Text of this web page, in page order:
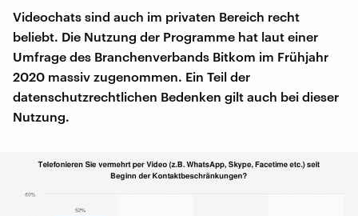
Videochats sind auch im privaten Bereich recht
beliebt. Die Nutzung der Programme hat laut einer
Umfrage des Branchenverbands Bitkom im Frühjahr
2020 massiv zugenommen. Ein Teil der
datenschutzrechtlichen Bedenken gilt auch bei dieser
Nutzung.